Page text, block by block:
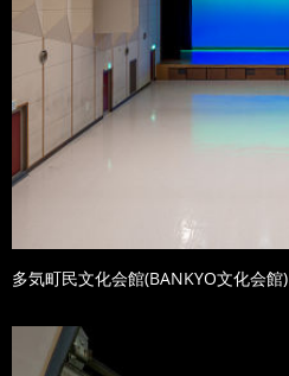
多気町民文化会館(BANKYO文化会館)